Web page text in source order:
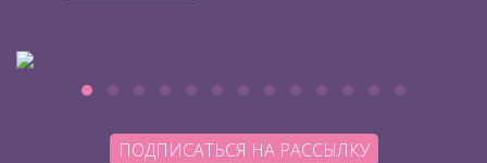
ПОДПИСАТЬСЯ НА РАССЫЛКУ